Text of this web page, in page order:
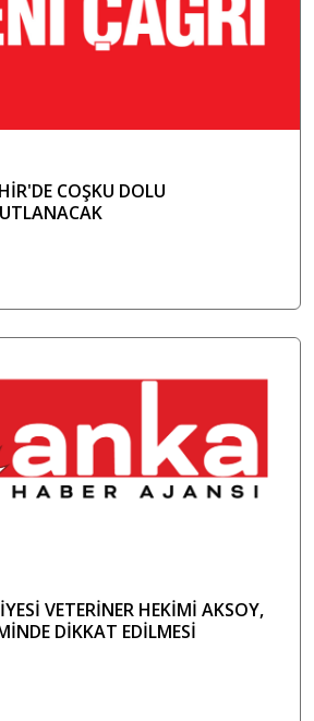
COŞKU DOLU
VETERİNER HEKİMİ AKSOY,
DİKKAT EDİLMESİ